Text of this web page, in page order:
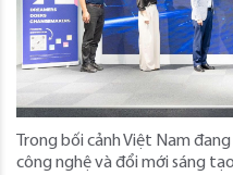
Trong bối cảnh Việt Nam
công nghệ và đổi mới sáng